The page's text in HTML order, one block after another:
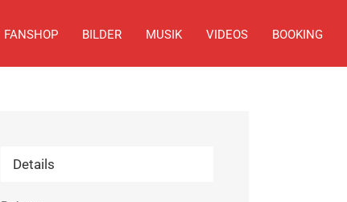
FANSHOP BILDER MUSIK VIDEOS BOOKING
Details